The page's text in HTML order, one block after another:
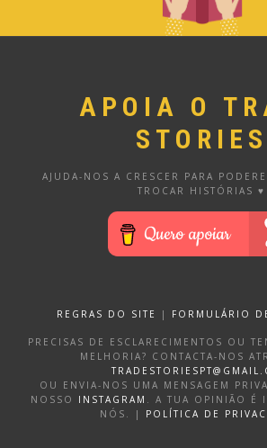
APOIA O
STORIES
AJUDA-NOS A CRESCER PARA
TROCAR HISTÓRIAS ♥
REGRAS DO SITE | FORMULÁRIO
PRECISAS DE ESCLARECIMENTOS OU
MELHORIA? CONTACTA-NOS
OU ENVIA-NOS UMA MENSAGEM
NOSSO INSTAGRAM
. A TUA OPINIÃO É
NÓS. |
POLÍTICA DE